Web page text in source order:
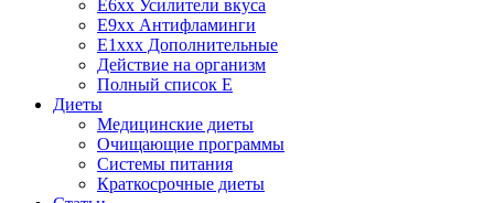
E6xx Усилители вкуса
E9xx Антифламинги
E1xxx Дополнительные
Действие на организм
Полный список E
Диеты
Медицинские диеты
Очищающие программы
Системы питания
Краткосрочные диеты